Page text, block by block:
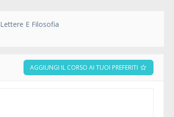
Lettere E Filosofia
AGGIUNGI IL CORSO AI TUOI PREFERITI